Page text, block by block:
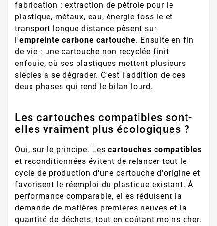
fabrication : extraction de pétrole pour le
plastique, métaux, eau, énergie fossile et
transport longue distance pèsent sur
l'empreinte carbone cartouche. Ensuite en fin
de vie : une cartouche non recyclée finit
enfouie, où ses plastiques mettent plusieurs
siècles à se dégrader. C'est l'addition de ces
deux phases qui rend le bilan lourd.
Les cartouches compatibles sont-
elles vraiment plus écologiques ?
Oui, sur le principe. Les cartouches compatibles
et reconditionnées évitent de relancer tout le
cycle de production d'une cartouche d'origine et
favorisent le réemploi du plastique existant. À
performance comparable, elles réduisent la
demande de matières premières neuves et la
quantité de déchets, tout en coûtant moins cher.